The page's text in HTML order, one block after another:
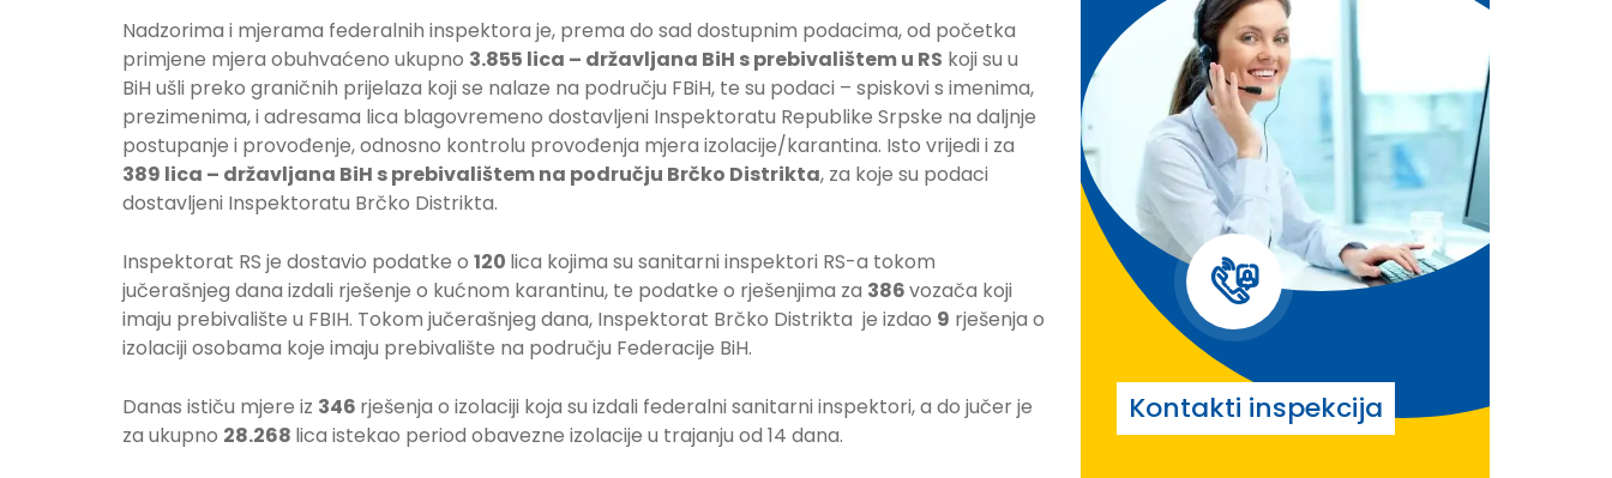
Nadzorima i mjerama federalnih inspektora je, prema do sad dostupnim podacima, od početka
primjene mjera obuhvaćeno ukupno 3.855 lica – državljana BiH s prebivalištem u RS koji su u
BiH ušli preko graničnih prijelaza koji se nalaze na području FBiH, te su podaci – spiskovi s imenima,
prezimenima, i adresama lica blagovremeno dostavljeni Inspektoratu Republike Srpske na daljnje
postupanje i provođenje, odnosno kontrolu provođenja mjera izolacije/karantina. Isto vrijedi i za
389 lica – državljana BiH s prebivalištem na području Brčko Distrikta, za koje su podaci
dostavljeni Inspektoratu Brčko Distrikta.
Inspektorat RS je dostavio podatke o 120 lica kojima su sanitarni inspektori RS-a tokom
jučerašnjeg dana izdali rješenje o kućnom karantinu, te podatke o rješenjima za 386vozača koji
imaju prebivalište u FBIH. Tokom jučerašnjeg dana, Inspektorat Brčko Distrikta je izdao 9 rješenja o
izolaciji osobama koje imaju prebivalište na području Federacije BiH.
Danas ističu mjere iz 346 rješenja o izolaciji koja su izdali federalni sanitarni inspektori, a do jučer je
za ukupno 28.268 lica istekao period obavezne izolacije u trajanju od 14 dana.
Kontakti inspekcija